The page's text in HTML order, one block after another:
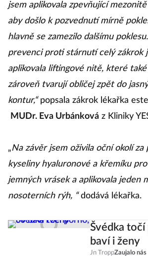
jsem aplikovala zpevňující
aby došlo k pozvednutí mírně
hlavně se zamezilo dalšímu
prevenci proti stárnutí celý zákrok
aplikovala liftingové nitě, které
zároveň tvarují obličej zpět do
kontur,“popsala zákrok lékařka
MUDr. Eva Urbánkováz Kliniky
„Na závěr jsem oživila oční okolí za
kyseliny hyaluronové a křemíku
jemných vrásek a aplikovala jeden
nosoterních rýh, “ dodává lékařka.
Švédka
baví i ženy
Jn TroppZaujalo nás